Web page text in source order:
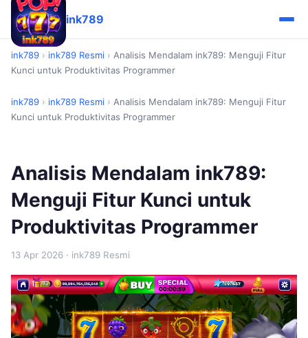
ink789
ink789 › ink789 Resmi › Analisis Mendalam ink789: Menguji Fitur
Kunci untuk Produktivitas Programmer
ink789 › ink789 Resmi › Analisis Mendalam ink789: Menguji Fitur
Kunci untuk Produktivitas Programmer
Analisis Mendalam ink789:
Menguji Fitur Kunci untuk
Produktivitas Programmer
13 Apr 2026 · ink789 Resmi